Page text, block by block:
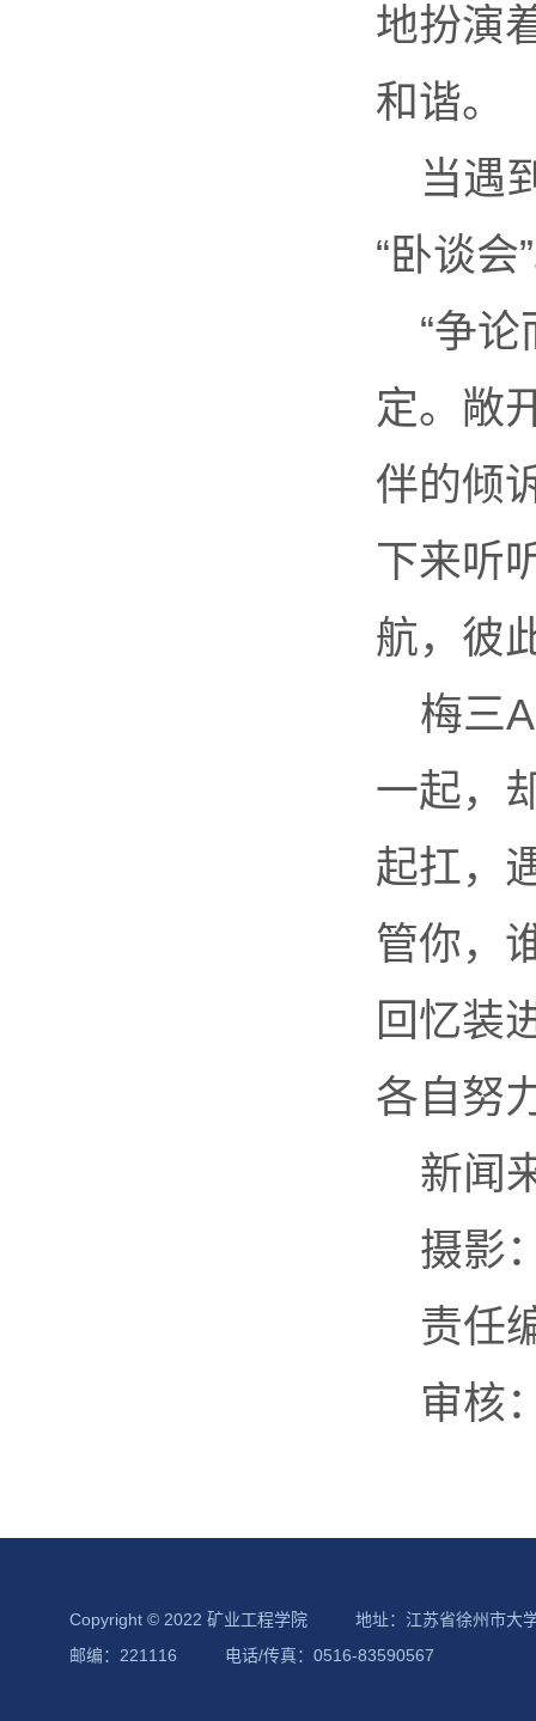
地扮演
和谐。
当遇
“卧谈会
“争
定。敞
伴的倾
下来听
航，彼
梅三
一起，
起扛，
管你，
回忆装
各自努
新闻
摄影
责任
审核
Copyright © 2022 矿业工程学院
地址：江苏省徐州市大
邮编：221116
电话/传真：0516-83590567